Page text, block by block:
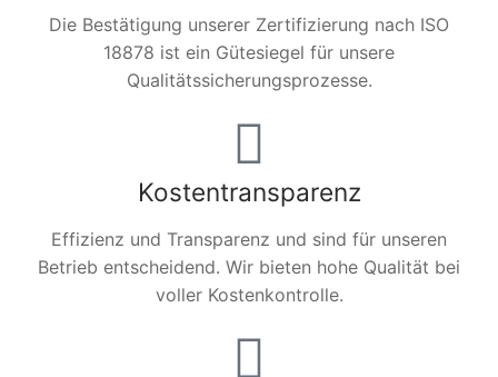
Die Bestätigung unserer Zertifizierung nach ISO
18878 ist ein Gütesiegel für unsere
Qualitätssicherungsprozesse.
Kostentransparenz
Effizienz und Transparenz und sind für unseren
Betrieb entscheidend. Wir bieten hohe Qualität bei
voller Kostenkontrolle.